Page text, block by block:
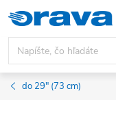
Prejsť na obsah
do 29" (73 cm)